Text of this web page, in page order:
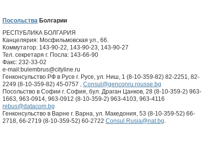
Посольства Болгарии
РЕСПУБЛИКА БОЛГАРИЯ
Канцелярия: Мосфильмовская ул., 66.
Коммутатор: 143-90-22, 143-90-23, 143-90-27
Тел. секретаря г. Посла: 143-66-90
Факс: 232-33-02
e-mail:bulembrus@cityline.ru
Генконсульство РФ в Русе г. Русе, ул. Ниш, 1 (8-10-359-82) 82-2251, 82-
2249 (8-10-359-82) 45-0757 , Consul@genconru.rousse.bg
Посольство в Софии г. София, бул. Драган Цанков, 28 (8-10-359-2) 963-
1663, 963-0914, 963-0912 (8-10-359-2) 963-4103, 963-4116
rebus@datacom.bg
Генконсульство в Варне г. Варна, ул. Македония, 53 (8-10-359-52) 66-
2718, 66-2719 (8-10-359-52) 60-2722 Consul.Rusia@nat.bg.